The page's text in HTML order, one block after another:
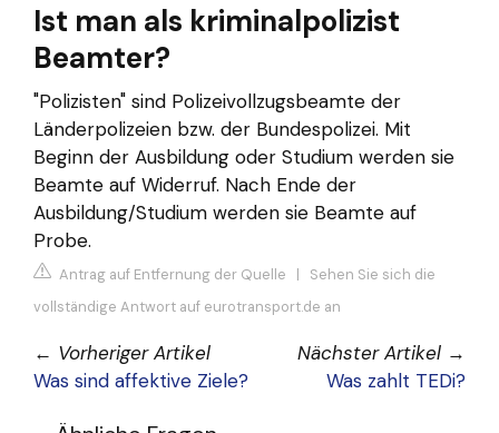
Ist man als kriminalpolizist
Beamter?
"Polizisten" sind Polizeivollzugsbeamte der
Länderpolizeien bzw. der Bundespolizei. Mit
Beginn der Ausbildung oder Studium werden sie
Beamte auf Widerruf. Nach Ende der
Ausbildung/Studium werden sie Beamte auf
Probe.
Antrag auf Entfernung der Quelle | Sehen Sie sich die
vollständige Antwort auf eurotransport.de an
← Vorheriger Artikel
Was sind affektive Ziele?
Nächster Artikel →
Was zahlt TEDi?